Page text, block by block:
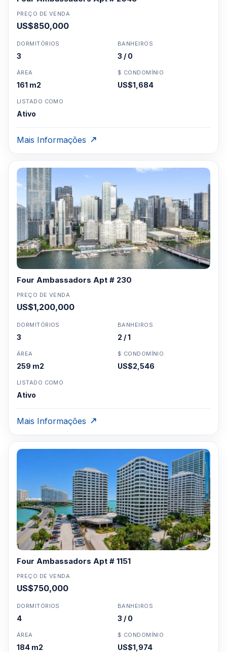
PREÇO DE VENDA
US$850,000
DORMITÓRIOS
3
BANHEIROS
3 / 0
ÁREA
161 m2
$ CONDOMÍNIO
US$1,684
LISTADO COMO
Ativo
Mais Informações
Four Ambassadors Apt # 230
PREÇO DE VENDA
US$1,200,000
DORMITÓRIOS
3
BANHEIROS
2 / 1
ÁREA
259 m2
$ CONDOMÍNIO
US$2,546
LISTADO COMO
Ativo
Mais Informações
Four Ambassadors Apt # 1151
PREÇO DE VENDA
US$750,000
DORMITÓRIOS
4
BANHEIROS
3 / 0
ÁREA
184 m2
$ CONDOMÍNIO
US$1,974